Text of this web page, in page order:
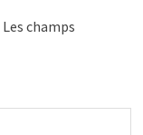
Les champs